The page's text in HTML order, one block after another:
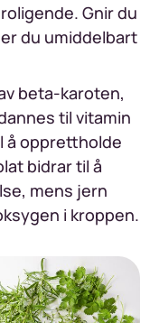
Gnir du
du umiddelbart
beta-karoten,
til vitamin
å opprettholde
bidrar til å
mens jern
i kroppen.